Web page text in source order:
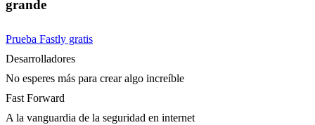
grande
Prueba Fastly gratis
Desarrolladores
No esperes más para crear algo increíble
Fast Forward
A la vanguardia de la seguridad en internet